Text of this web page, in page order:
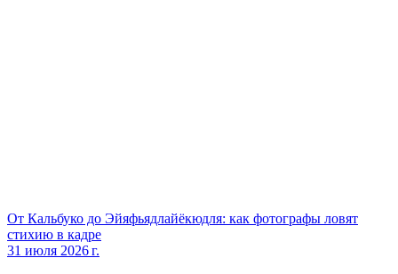
От Кальбуко до Эйяфьядлайёкюдля: как фотографы ловят
стихию в кадре
31 июля 2026 г.